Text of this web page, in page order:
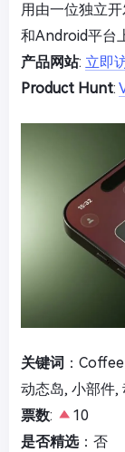
用由一位独立
和Android平台
产品网站: 立即
Product Hunt:
关键词 ：
动态岛, 小部件,
票数:
10
是否精选：否